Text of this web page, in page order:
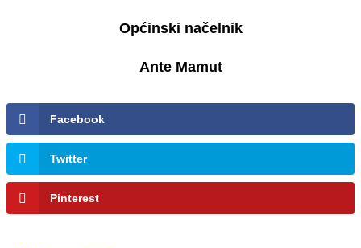
Općinski načelnik
Ante Mamut
Facebook
Twitter
Pinterest